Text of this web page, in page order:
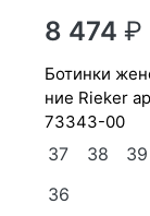
8 474₽
бо­тин­ки женс­кие зим­
ние Ri­eker
73343-00
37 38 39
36